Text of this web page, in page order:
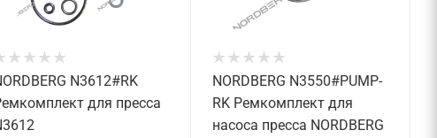
N3612#RK
для пресса
NORDBERG N3550#PUMP-
RK Ремкомплект для
насоса пресса NORDBERG